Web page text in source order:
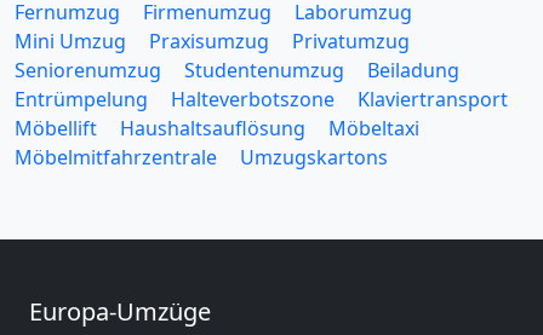
Fernumzug
Firmenumzug
Laborumzug
Mini Umzug
Praxisumzug
Privatumzug
Seniorenumzug
Studentenumzug
Beiladung
Entrümpelung
Halteverbotszone
Klaviertransport
Möbellift
Haushaltsauflösung
Möbeltaxi
Möbelmitfahrzentrale
Umzugskartons
Europa-Umzüge